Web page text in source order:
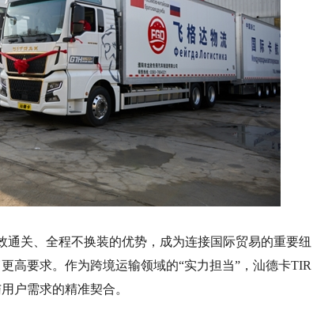
通关、全程不换装的优势，成为连接国际贸易的重要纽
高要求。作为跨境运输领域的“实力担当”，汕德卡TIR
户需求的精准契合。